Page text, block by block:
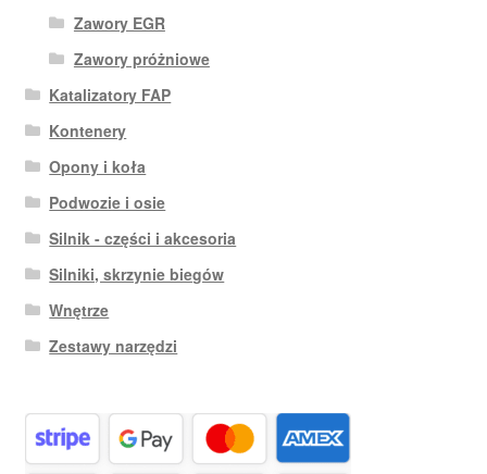
Zawory EGR
Zawory próżniowe
Katalizatory FAP
Kontenery
Opony i koła
Podwozie i osie
Silnik - części i akcesoria
Silniki, skrzynie biegów
Wnętrze
Zestawy narzędzi